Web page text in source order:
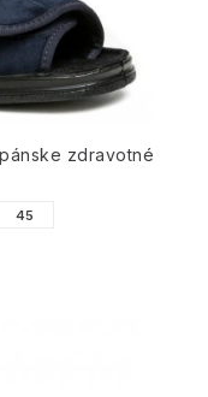
zdravotné
45